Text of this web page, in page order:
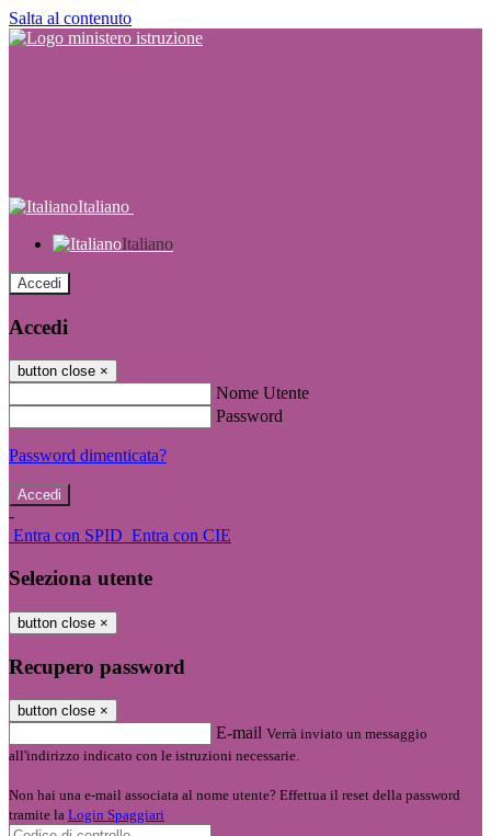
Salta al contenuto
Italiano
Italiano
Accedi
Accedi
button close ×
Nome Utente
Password
Password dimenticata?
-
Entra con SPID Entra con CIE
Seleziona utente
button close ×
Recupero password
button close ×
E-mail Verrà inviato un messaggio
all'indirizzo indicato con le istruzioni necessarie.
Non hai una e-mail associata al nome utente? Effettua il reset della password
tramite la Login Spaggiari